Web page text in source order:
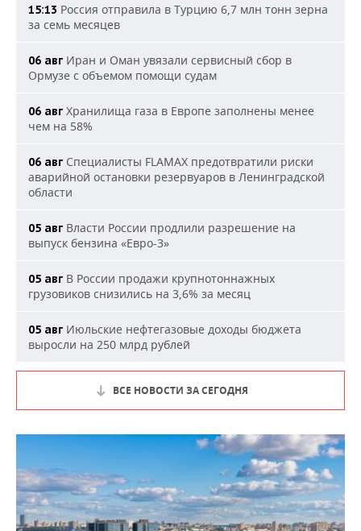
15:13 Россия отправила в Турцию 6,7 млн тонн зерна
за семь месяцев
06 авг Иран и Оман увязали сервисный сбор в
Ормузе с объемом помощи судам
06 авг Хранилища газа в Европе заполнены менее
чем на 58%
06 авг Специалисты FLAMAX предотвратили риски
аварийной остановки резервуаров в Ленинградской
области
05 авг Власти России продлили разрешение на
выпуск бензина «Евро-3»
05 авг В России продажи крупнотоннажных
грузовиков снизились на 3,6% за месяц
05 авг Июльские нефтегазовые доходы бюджета
выросли на 250 млрд рублей
ВСЕ НОВОСТИ ЗА СЕГОДНЯ